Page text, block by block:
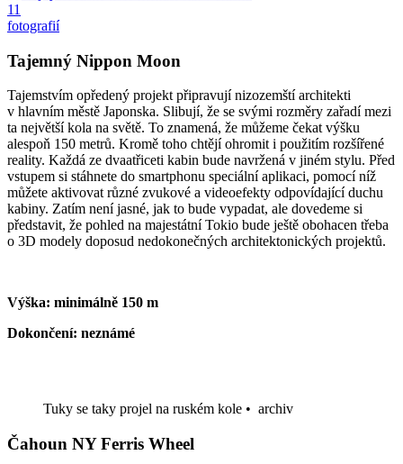
11
fotografií
Tajemný Nippon Moon
Tajemstvím opředený projekt připravují nizozemští architekti
v hlavním městě Japonska. Slibují, že se svými rozměry zařadí mezi
ta největší kola na světě. To znamená, že můžeme čekat výšku
alespoň 150 metrů. Kromě toho chtějí ohromit i použitím rozšířené
reality. Každá ze dvaatřiceti kabin bude navržená v jiném stylu. Před
vstupem si stáhnete do smartphonu speciální aplikaci, pomocí níž
můžete aktivovat různé zvukové a videoefekty odpovídající duchu
kabiny. Zatím není jasné, jak to bude vypadat, ale dovedeme si
představit, že pohled na majestátní Tokio bude ještě obohacen třeba
o 3D modely doposud nedokonečných architektonických projektů.
Výška: minimálně 150 m
Dokončení: neznámé
Tuky se taky projel na ruském kole • archiv
Čahoun NY Ferris Wheel